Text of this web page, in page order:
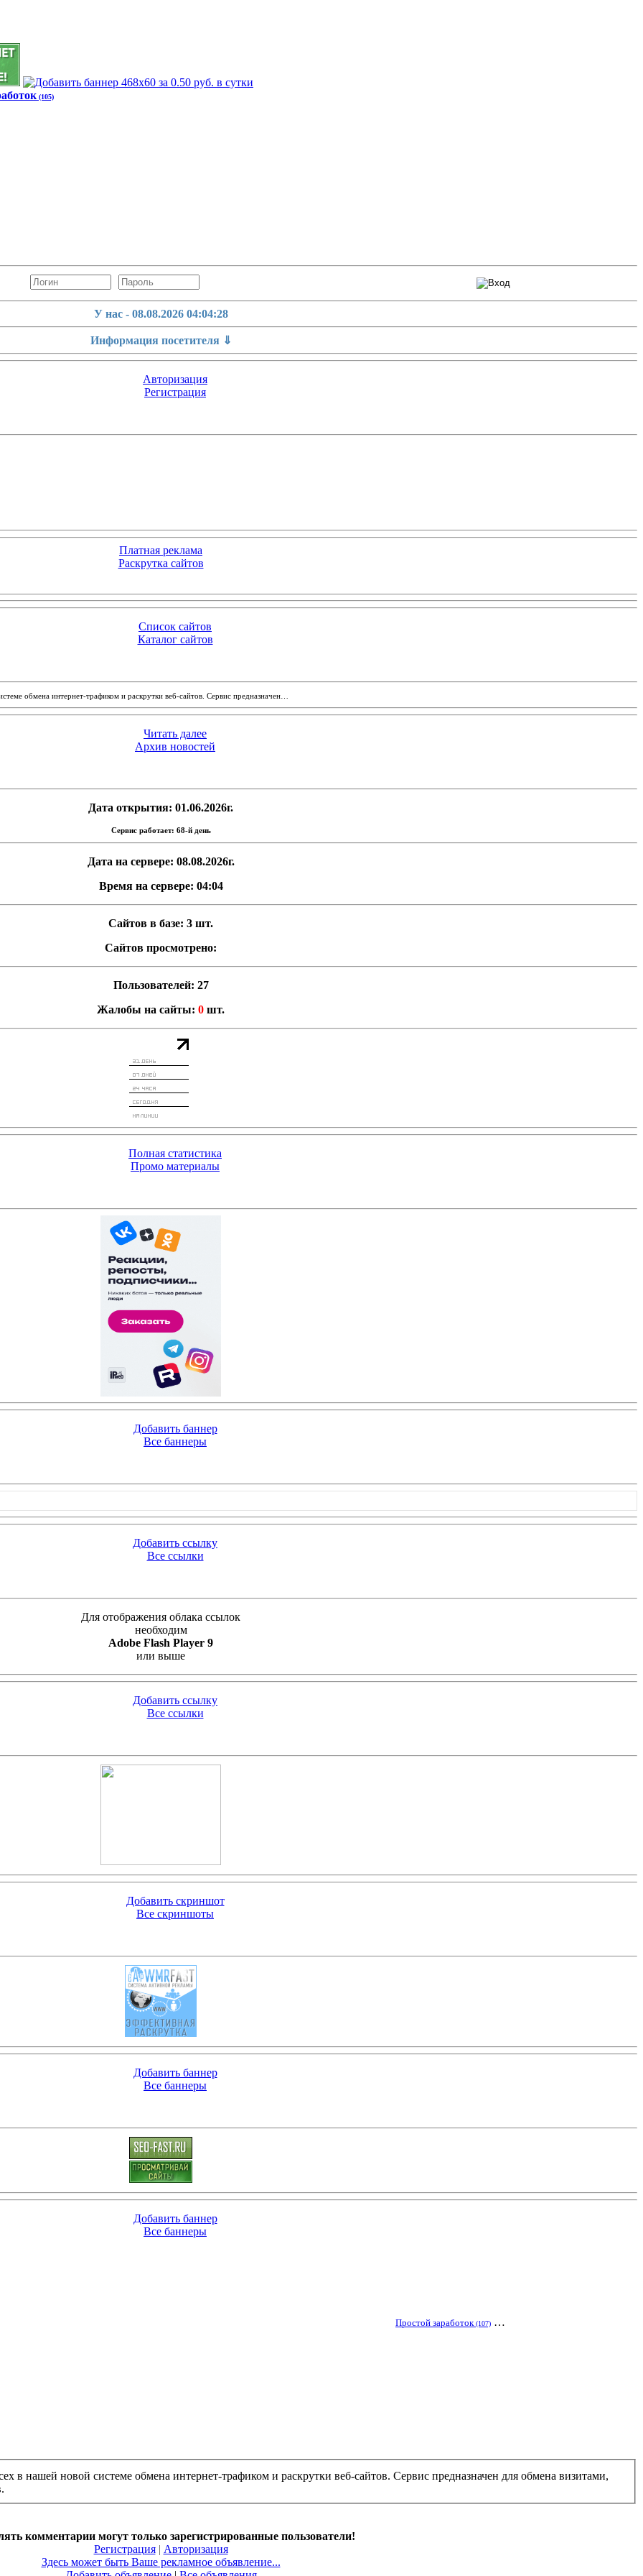
(105)
У нас - 08.08.2026 04:04:29
Информация посетителя ⇓
Авторизация
Регистрация
Платная реклама
Раскрутка сайтов
Список сайтов
Каталог сайтов
обмена интернет-трафиком и раскрутки веб-сайтов. Сервис предназначен…
Читать далее
Архив новостей
Дата открытия: 01.06.2026г.
Сервис работает: 68-й день
Дата на сервере: 08.08.2026г.
Время на сервере: 04:04
Сайтов в базе: 3 шт.
Сайтов просмотрено:
Пользователей: 27
Жалобы на сайты: 0 шт.
Полная статистика
Промо материалы
Добавить баннер
Все баннеры
Добавить ссылку
Все ссылки
Для отображения облака ссылок
необходим
Adobe Flash Player 9
или выше
Добавить ссылку
Все ссылки
Добавить скриншот
Все скриншоты
Добавить баннер
Все баннеры
Добавить баннер
Все баннеры
Простой заработок(107)…
в нашей новой системе обмена интернет-трафиком и раскрутки веб-сайтов. Сервис предназначен для обмена визитами,
комментарии могут только зарегистрированные пользователи!
Регистрация| Авторизация
Здесь может быть Ваше рекламное объявление...